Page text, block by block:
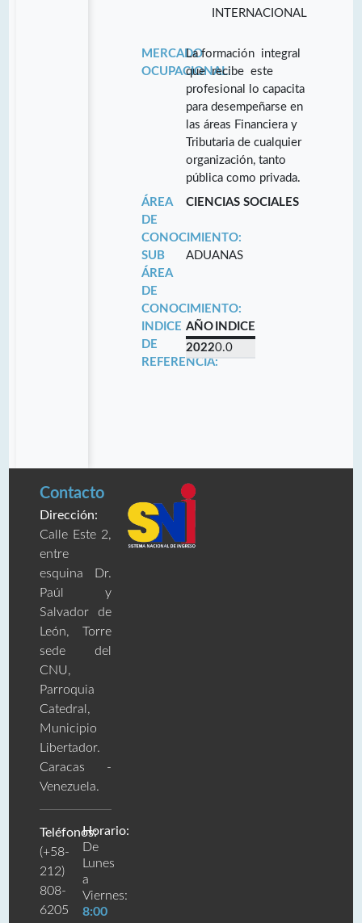
INTERNACIONAL
MERCADO
OCUPACIONAL:
La formación integral
que recibe este
profesional lo capacita
para desempeñarse en
las áreas Financiera y
Tributaria de cualquier
organización, tanto
pública como privada.
ÁREA
DE
CONOCIMIENTO:
CIENCIAS SOCIALES
SUB
ÁREA
DE
CONOCIMIENTO:
ADUANAS
INDICE
DE
REFERENCIA:
AÑO INDICE
20220.0
Contacto
Dirección:
Calle Este 2,
entre
esquina Dr.
Paúl y
Salvador de
León, Torre
sede del
CNU,
Parroquia
Catedral,
Municipio
Libertador.
Caracas -
Venezuela.
Teléfonos:
(+58-
212)
808-
6205
Horario:
De
Lunes
a
Viernes:
8:00